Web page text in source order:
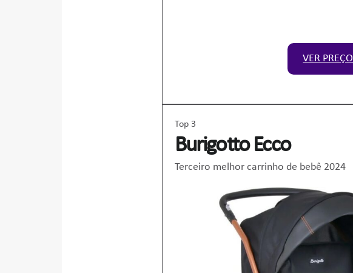
VER PREÇO
Top 3
Burigotto Ecco
Terceiro melhor carrinho de bebê 2024